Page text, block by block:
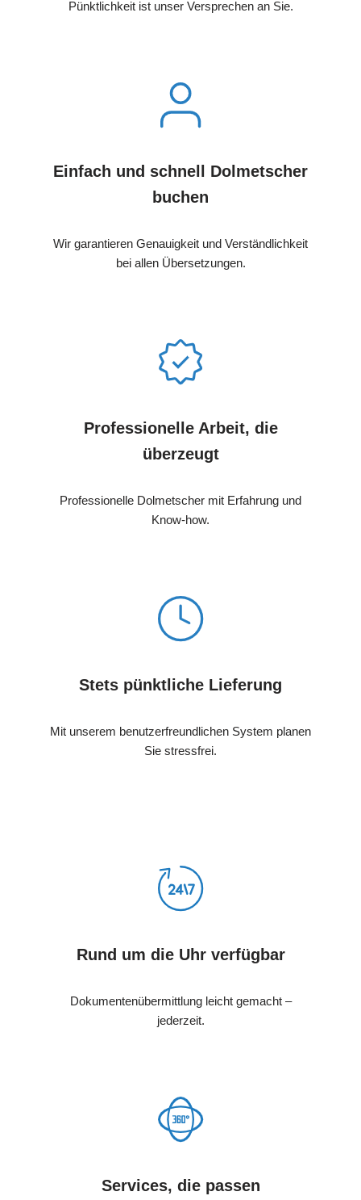
Pünktlichkeit ist unser Versprechen an Sie.
Einfach und schnell Dolmetscher
buchen
Wir garantieren Genauigkeit und Verständlichkeit
bei allen Übersetzungen.
Professionelle Arbeit, die
überzeugt
Professionelle Dolmetscher mit Erfahrung und
Know-how.
Stets pünktliche Lieferung
Mit unserem benutzerfreundlichen System planen
Sie stressfrei.
Rund um die Uhr verfügbar
Dokumentenübermittlung leicht gemacht –
jederzeit.
Services, die passen